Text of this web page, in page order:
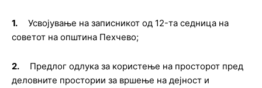
1. Усвојување на записникот од 12-та седница на
советот на општина Пехчево;
2. Предлог одлука за користење на просторот пред
деловните простории за вршење на дејност и